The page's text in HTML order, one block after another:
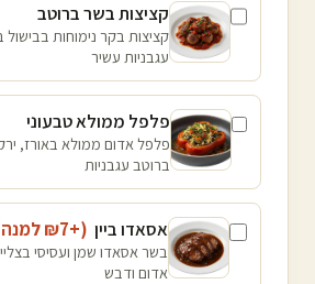
קציצות בשר ברוטב
קציצות בקר נימוחות בבישול
עגבניות עשיר
פלפל ממולא טבעוני
פלפל אדום ממולא באורז,
ברוטב עגבניות
אסאדו ביין (+₪
7 למנה
בשר אסאדו שמן ועסיסי
אדום ודבש